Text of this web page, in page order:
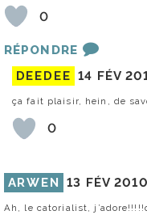
0
RÉPONDRE
DEEDEE 14 FÉV
ça fait plaisir, hein, de
0
ARWEN 13 FÉV
Ah, le catorialist,